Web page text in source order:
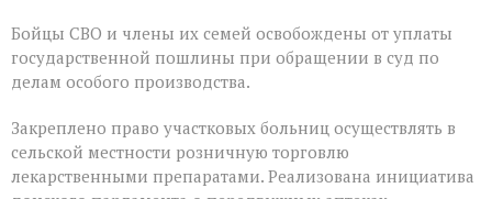
Бойцы СВО и члены их семей освобождены от уплаты
государственной пошлины при обращении в суд по
делам особого производства.
Закреплено право участковых больниц осуществлять в
сельской местности розничную торговлю
лекарственными препаратами. Реализована инициатива